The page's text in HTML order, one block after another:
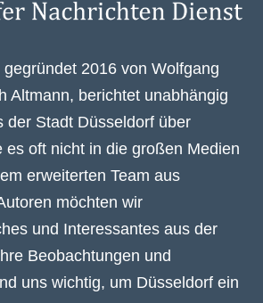
2016 von Wolfgang
Altmann, berichtet unabhängig
der Stadt Düsseldorf über
es oft nicht in die großen Medien
erweiterten Team aus
möchten wir
und Interessantes aus der
Beobachtungen und
uns wichtig, um Düsseldorf ein